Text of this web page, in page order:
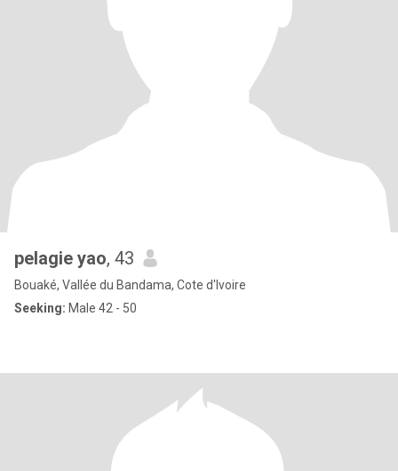
pelagie yao, 43
Bouaké, Vallée du Bandama, Cote d'Ivoire
Seeking: Male 42 - 50